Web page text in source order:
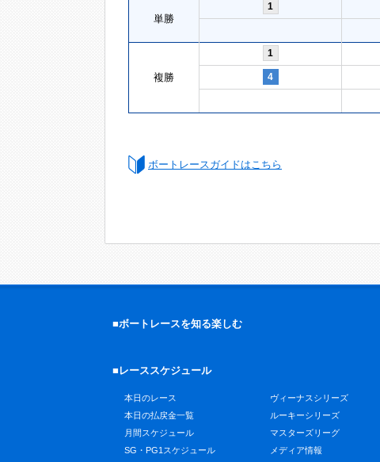
単勝
1
複勝
1
4
ボートレースガイドはこちら
■ボートレースを知る楽しむ
■レーススケジュール
本日のレース
本日の払戻金一覧
月間スケジュール
SG・PG1スケジュール
ヴィーナスシリーズ
ルーキーシリーズ
マスターズリーグ
メディア情報